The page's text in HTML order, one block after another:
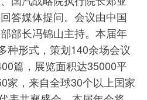
答媒体提问。会议由中国
部长冯锦山主持。本届年
种形式，策划140余场会议
篇，展览面积达35000平
家，来自全球30个以上国家